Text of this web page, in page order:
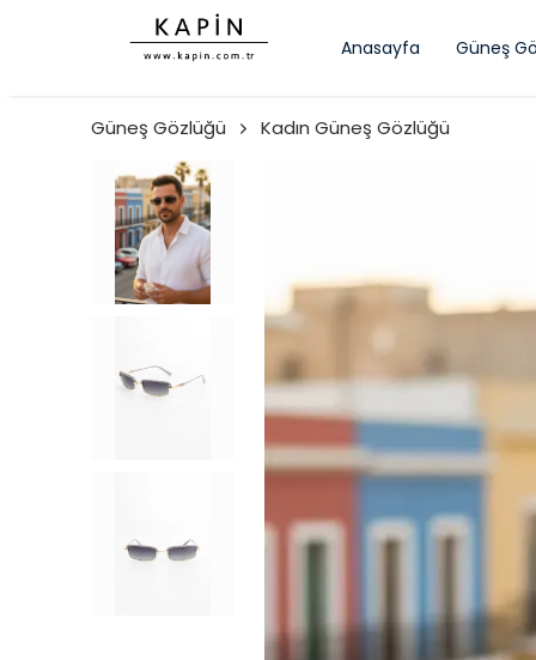
Anasayfa Güneş
Güneş Gözlüğü Kadın Güneş Gözlüğü